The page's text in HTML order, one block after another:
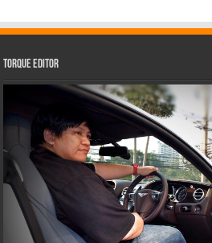
Torque Editor